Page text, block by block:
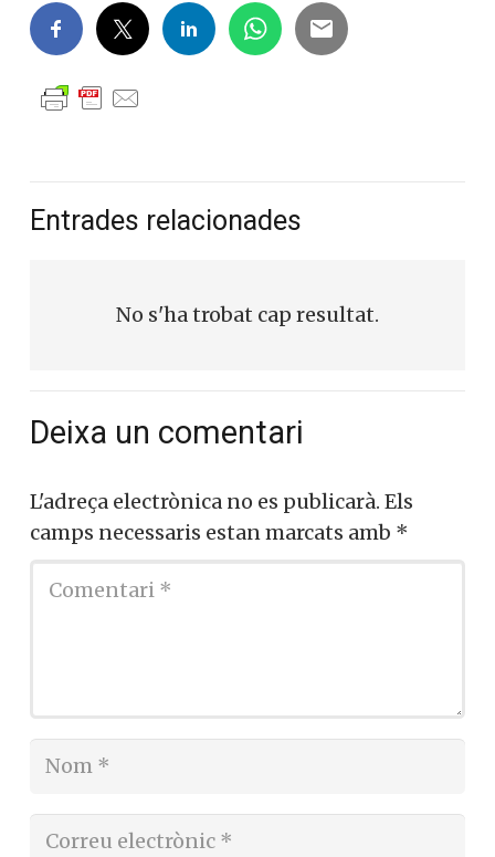
Entrades relacionades
No s'ha trobat cap resultat.
Deixa un comentari
L'adreça electrònica no es publicarà. Els
camps necessaris estan marcats amb *